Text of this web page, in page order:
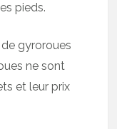
pieds.
gyroroues
ne sont
et leur prix